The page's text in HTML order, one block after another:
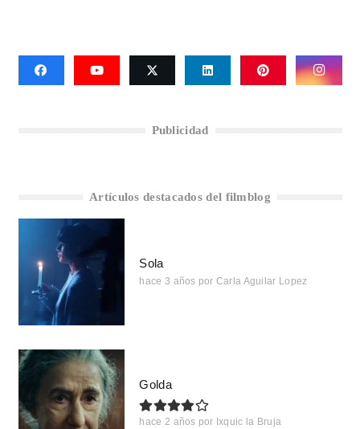
Publicidad
Artículos destacados del filmblog
Sola
hace 3 años por Carla Aguilar Lopez
Golda
hace 2 años por Ixquic la Bruja